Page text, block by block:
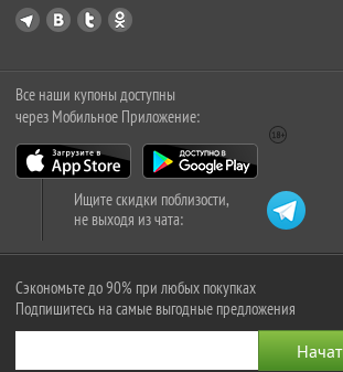
Все наши купоны доступны
через Мобильное Приложение:
Ищите скидки поблизости,
не выходя из чата:
Сэкономьте до 90% при любых покупках
Подпишитесь на самые выгодные предложения